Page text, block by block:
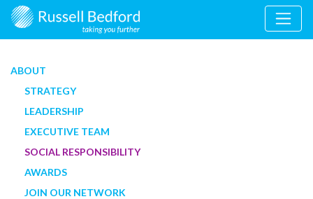
ABOUT
STRATEGY
LEADERSHIP
EXECUTIVE TEAM
SOCIAL RESPONSIBILITY
AWARDS
JOIN OUR NETWORK